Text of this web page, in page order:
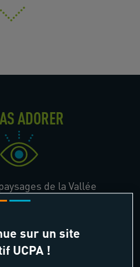
ADORER
de la Vallée
/ rencontres
sur un site
UCPA !